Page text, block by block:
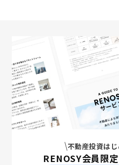
不動産投資は
RENOSY会員限